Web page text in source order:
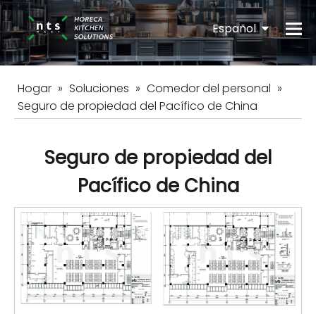
Español
English
Hogar » Soluciones » Comedor del personal »
Seguro de propiedad del Pacífico de China
Seguro de propiedad del
Pacífico de China